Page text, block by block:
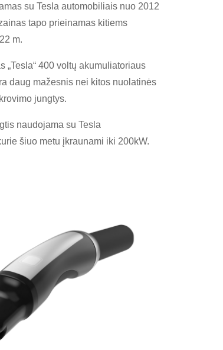
su Tesla automobiliais nuo 2012
tapo prieinamas kitiems
m.
„Tesla“ 400 voltų akumuliatoriaus
daug mažesnis nei kitos nuolatinės
jungtys.
naudojama su Tesla
šiuo metu įkraunami iki 200kW.